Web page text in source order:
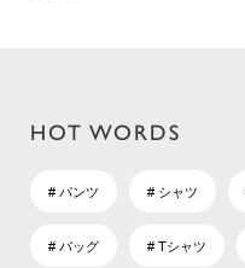
HOT WORDS
# パンツ # シャツ
# バッグ # Tシャツ